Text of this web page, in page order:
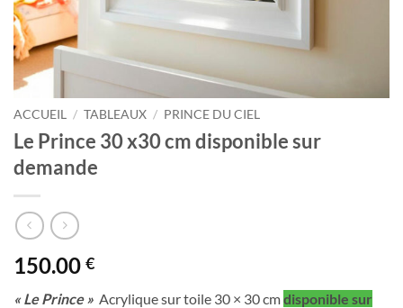
ACCUEIL / TABLEAUX / PRINCE DU CIEL
Le Prince 30 x30 cm disponible sur
demande
150.00 €
« Le Prince » Acrylique sur toile 30 × 30 cmdisponible sur